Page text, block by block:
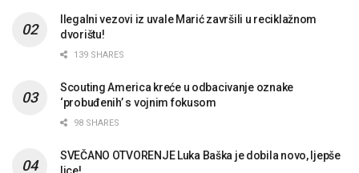
Ilegalni vezovi iz uvale Marić završili u reciklažnom
dvorištu!
139 SHARES
Scouting America kreće u odbacivanje oznake
‘probuđenih’ s vojnim fokusom
98 SHARES
SVEČANO OTVORENJE Luka Baška je dobila novo, ljepše
lice!